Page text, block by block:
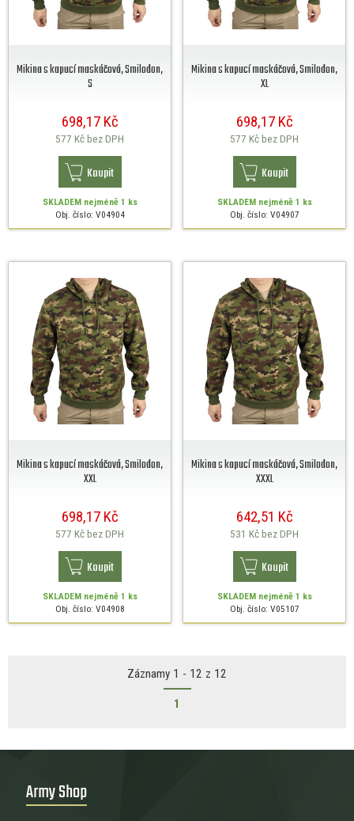
Mikina s kapucí maskáčová, Smilodon,
S
698,17 Kč
577 Kčbez DPH
Koupit
SKLADEMnejméně 1 ks
Obj. číslo: V04904
Mikina s kapucí maskáčová, Smilodon,
XL
698,17 Kč
577 Kčbez DPH
Koupit
SKLADEMnejméně 1 ks
Obj. číslo: V04907
Mikina s kapucí maskáčová, Smilodon,
XXL
698,17 Kč
577 Kčbez DPH
Koupit
SKLADEMnejméně 1 ks
Obj. číslo: V04908
Mikina s kapucí maskáčová, Smilodon,
XXXL
642,51 Kč
531 Kčbez DPH
Koupit
SKLADEMnejméně 1 ks
Obj. číslo: V05107
Záznamy 1 - 12 z 12
1
Army Shop